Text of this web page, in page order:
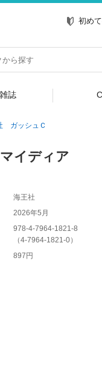
初め
雑誌
ガッシュＣ
イディア
海王社
2026年5月
978-4-7964-1821-8
（4-7964-1821-0）
897円